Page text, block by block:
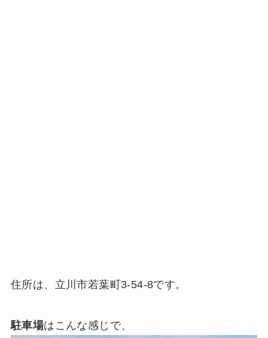
住所は、立川市若葉町3-54-8です。
駐車場はこんな感じで、